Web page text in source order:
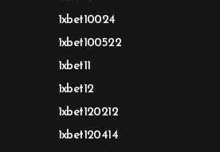
1xbet10024
1xbet100522
1xbet11
1xbet12
1xbet120212
1xbet120414